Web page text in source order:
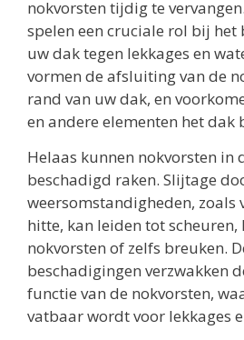
nokvorsten tijdig te
spelen een cruciale rol bij het
uw dak tegen lekkages en
vormen de afsluiting van de
rand van uw dak, en
en andere elementen het dak
Helaas kunnen nokvorsten in
beschadigd raken. Slijtage
weersomstandigheden, zoals
hitte, kan leiden tot scheuren,
nokvorsten of zelfs breuken.
beschadigingen verzwakken
functie van de nokvorsten,
vatbaar wordt voor lekkages